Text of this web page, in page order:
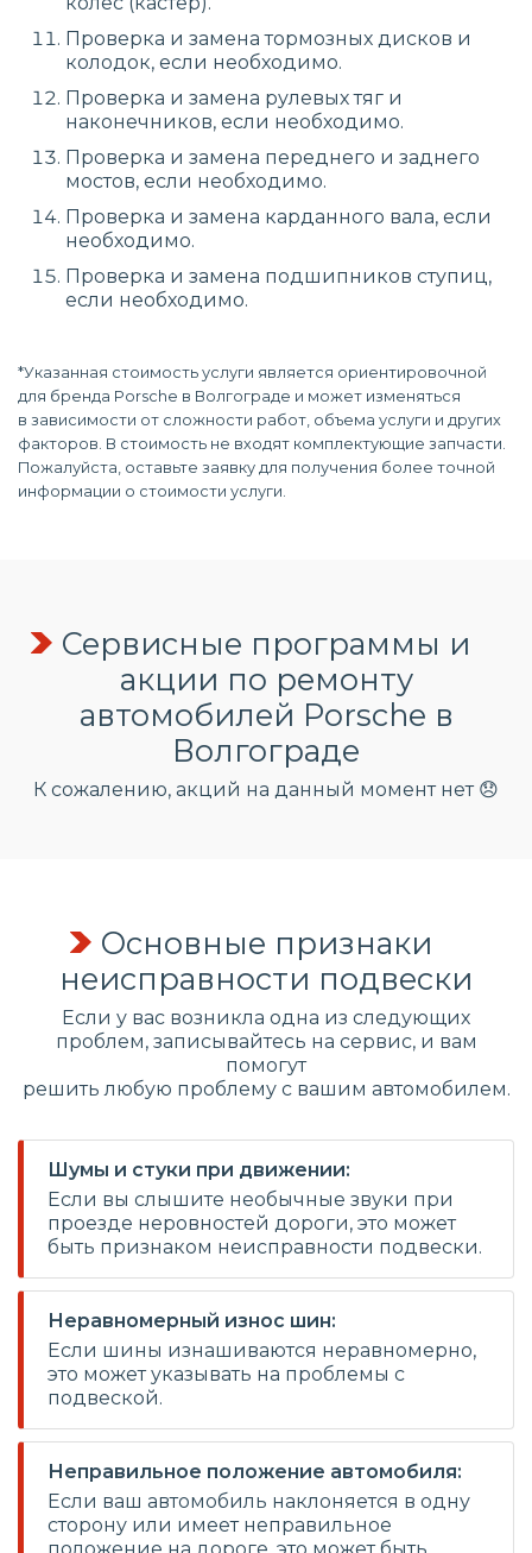
Проверка и замена тормозных дисков и
колодок, если необходимо.
Проверка и замена рулевых тяг и
наконечников, если необходимо.
Проверка и замена переднего и заднего
мостов, если необходимо.
Проверка и замена карданного вала, если
необходимо.
Проверка и замена подшипников ступиц,
если необходимо.
*Указанная стоимость услуги является ориентировочной
для бренда Porsche в Волгограде и может изменяться
в зависимости от сложности работ, объема услуги и других
факторов. В стоимость не входят комплектующие запчасти.
Пожалуйста, оставьте заявку для получения более точной
информации о стоимости услуги.
Сервисные программы и
акции по ремонту
автомобилей Porsche в
Волгограде
К сожалению, акций на данный момент нет 😞
Основные признаки
неисправности подвески
Если у вас возникла одна из следующих
проблем, записывайтесь на сервис, и вам
помогут
решить любую проблему с вашим автомобилем.
Шумы и стуки при движении:
Если вы слышите необычные звуки при
проезде неровностей дороги, это может
быть признаком неисправности подвески.
Неравномерный износ шин:
Если шины изнашиваются неравномерно,
это может указывать на проблемы с
подвеской.
Неправильное положение автомобиля:
Если ваш автомобиль наклоняется в одну
сторону или имеет неправильное